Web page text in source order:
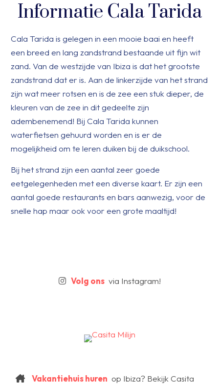
Informatie Cala Tarida
Cala Tarida is gelegen in een mooie baai en heeft
een breed en lang zandstrand bestaande uit fijn wit
zand. Van de westzijde van Ibiza is dat het grootste
zandstrand dat er is. Aan de linkerzijde van het strand
zijn wat meer rotsen en is de zee een stuk dieper, de
kleuren van de zee in dit gedeelte zijn
adembenemend! Bij Cala Tarida kunnen
waterfietsen gehuurd worden en is er de
mogelijkheid om te leren duiken bij de duikschool.
Bij het strand zijn een aantal zeer goede
eetgelegenheden met een diverse kaart. Er zijn een
aantal goede restaurants en bars aanwezig, voor de
snelle hap maar ook voor een grote maaltijd!
Volg onsvia Instagram!
Vakantiehuis huren op Ibiza? Bekijk Casita